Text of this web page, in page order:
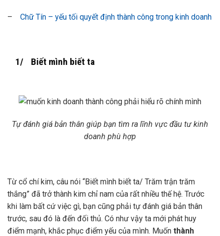
– Chữ Tín – yếu tối quyết định thành công trong kinh doanh
1/ Biết mình biết ta
Tự đánh giá bản thân giúp bạn tìm ra lĩnh vực đầu tư kinh
doanh phù hợp
Từ cổ chí kim, câu nói “Biết mình biết ta/ Trăm trận trăm
thắng” đã trở thành kim chỉ nam của rất nhiều thế hệ. Trước
khi làm bất cứ việc gì, bạn cũng phải tự đánh giá bản thân
trước, sau đó là đến đối thủ. Có như vậy ta mới phát huy
điểm mạnh, khắc phục điểm yếu của mình. Muốn thành